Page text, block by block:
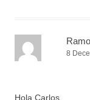
8
Hola Carlos,